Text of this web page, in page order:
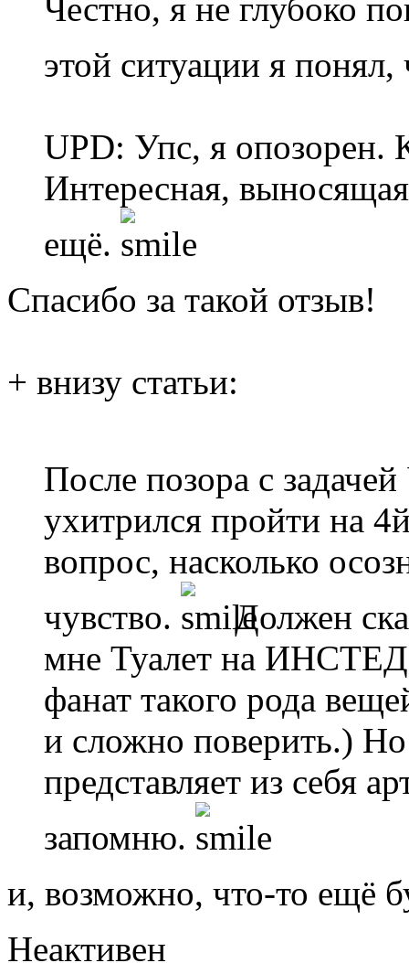
Честно, я не глубоко
этой ситуации я
UPD: Упс, я опозорен.
Интересная,
ещё.
Спасибо за такой отзыв!
+ внизу статьи:
После позора с
ухитрился пройти на
вопрос, насколько
чувство.
Должен
мне Туалет на
фанат такого рода
и сложно поверить.)
представляет из себя
запомню.
и, возможно, что-то ещё
Неактивен